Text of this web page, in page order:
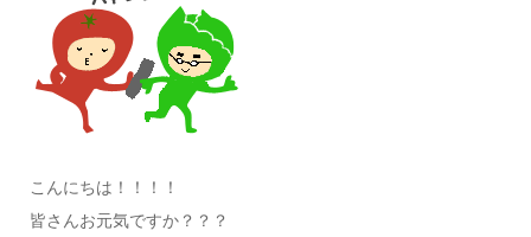
こんにちは！！！！
皆さんお元気ですか？？？